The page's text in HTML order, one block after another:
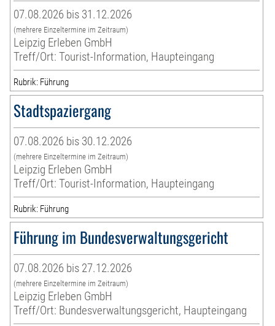
07.08.2026 bis 31.12.2026
(mehrere Einzeltermine im Zeitraum)
Leipzig Erleben GmbH
Treff/Ort: Tourist-Information, Haupteingang
Rubrik: Führung
Stadtspaziergang
07.08.2026 bis 30.12.2026
(mehrere Einzeltermine im Zeitraum)
Leipzig Erleben GmbH
Treff/Ort: Tourist-Information, Haupteingang
Rubrik: Führung
Führung im Bundesverwaltungsgericht
07.08.2026 bis 27.12.2026
(mehrere Einzeltermine im Zeitraum)
Leipzig Erleben GmbH
Treff/Ort: Bundesverwaltungsgericht, Haupteingang